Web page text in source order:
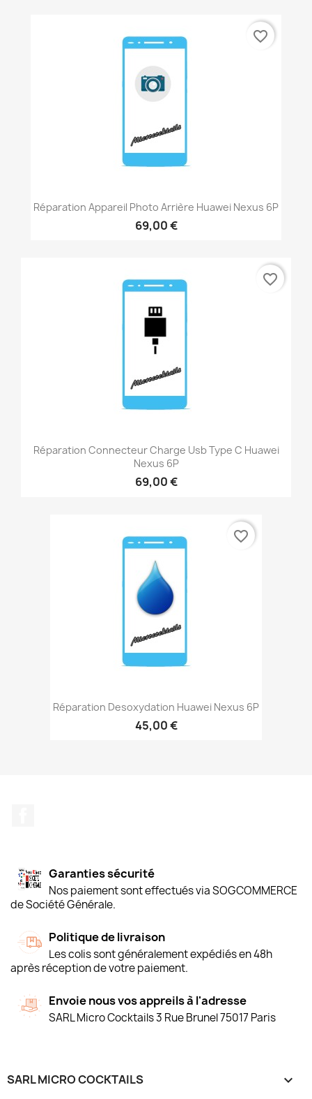
Réparation Appareil Photo Arrière Huawei Nexus 6P
69,00 €
favorite_border
Réparation Connecteur Charge Usb Type C Huawei
Nexus 6P
69,00 €
favorite_border
Réparation Desoxydation Huawei Nexus 6P
45,00 €
favorite_border
Garanties sécurité
Nos paiement sont effectués via SOGCOMMERCE
de Société Générale.
Politique de livraison
Les colis sont généralement expédiés en 48h
après réception de votre paiement.
Envoie nous vos appreils à l'adresse
SARL Micro Cocktails 3 Rue Brunel 75017 Paris
SARL MICRO COCKTAILS 